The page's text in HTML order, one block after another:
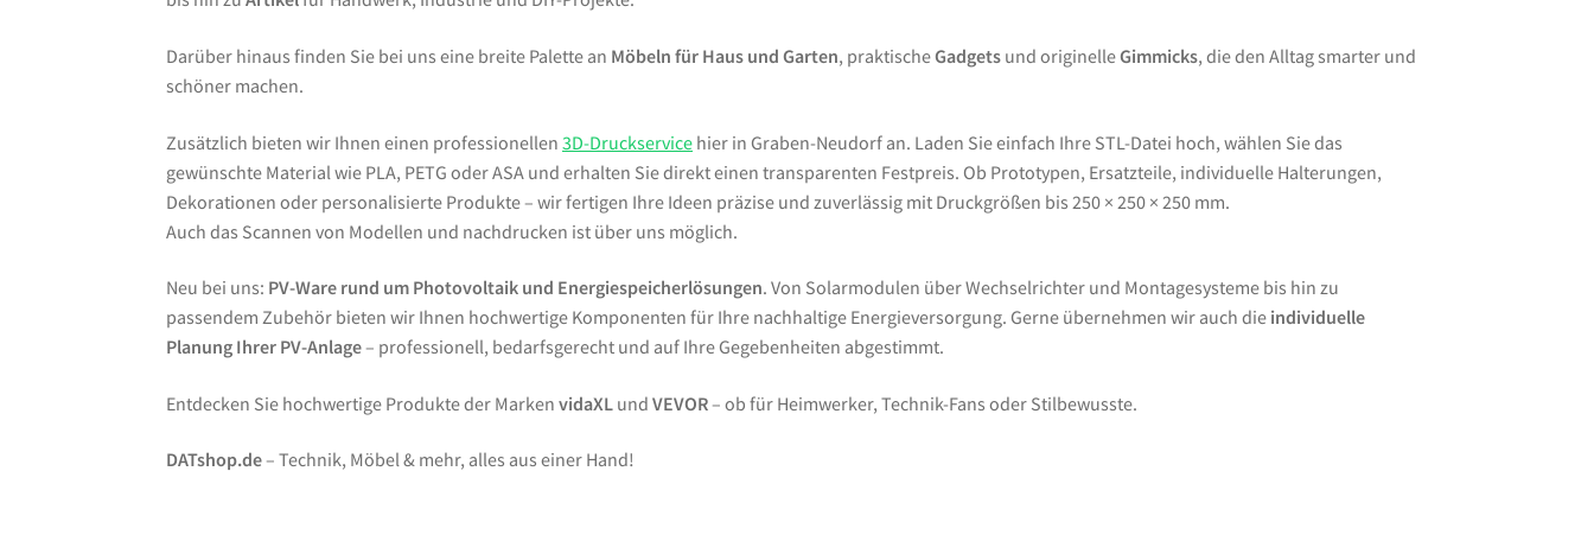
Darüber hinaus finden Sie bei uns eine breite Palette an Möbeln für Haus und Garten, praktischeGadgets und originelleGimmicks, die den Alltag smarter und
schöner machen.
Zusätzlich bieten wir Ihnen einen professionellen3D-Druckservice hier in Graben-Neudorf an. Laden Sie einfach Ihre STL-Datei hoch, wählen Sie das
gewünschte Material wie PLA, PETG oder ASA und erhalten Sie direkt einen transparenten Festpreis. Ob Prototypen, Ersatzteile, individuelle Halterungen,
Dekorationen oder personalisierte Produkte – wir fertigen Ihre Ideen präzise und zuverlässig mit Druckgrößen bis 250 × 250 × 250 mm.
Auch das Scannen von Modellen und nachdrucken ist über uns möglich.
Neu bei uns: PV-Ware rund um Photovoltaik und Energiespeicherlösungen. Von Solarmodulen über Wechselrichter und Montagesysteme bis hin zu
passendem Zubehör bieten wir Ihnen hochwertige Komponenten für Ihre nachhaltige Energieversorgung. Gerne übernehmen wir auch die individuelle
Planung Ihrer PV-Anlage– professionell, bedarfsgerecht und auf Ihre Gegebenheiten abgestimmt.
Entdecken Sie hochwertige Produkte der MarkenvidaXL undVEVOR– ob für Heimwerker, Technik-Fans oder Stilbewusste.
DATshop.de– Technik, Möbel & mehr, alles aus einer Hand!